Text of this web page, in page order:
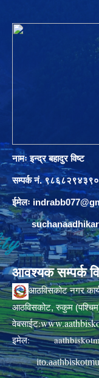
नामः इन्द्र बहादुर विष्ट
सम्पर्क नं. ९८६८२९४३९०
ईमेलः
आवश्यक सम्पर्क
आठविसकोट नगर
आठविसकोट, रुकुम
वेबसाईट:
इमेल: